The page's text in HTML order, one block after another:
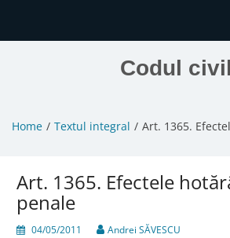
Codul civil
Home Textul integral Art. 1365.
Art. 1365. Efectele
penale
04/05/2011 Andrei SĂVESCU